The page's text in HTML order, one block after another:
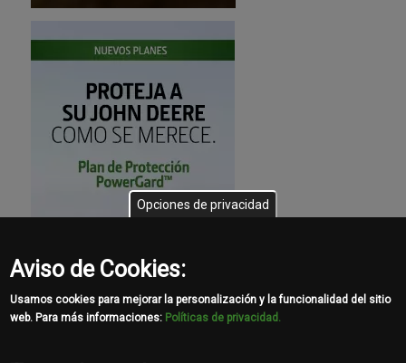
Opciones de privacidad
Aviso de Cookies:
Usamos cookies para mejorar la personalización y la funcionalidad del sitio
web. Para más informaciones: Políticas de privacidad.